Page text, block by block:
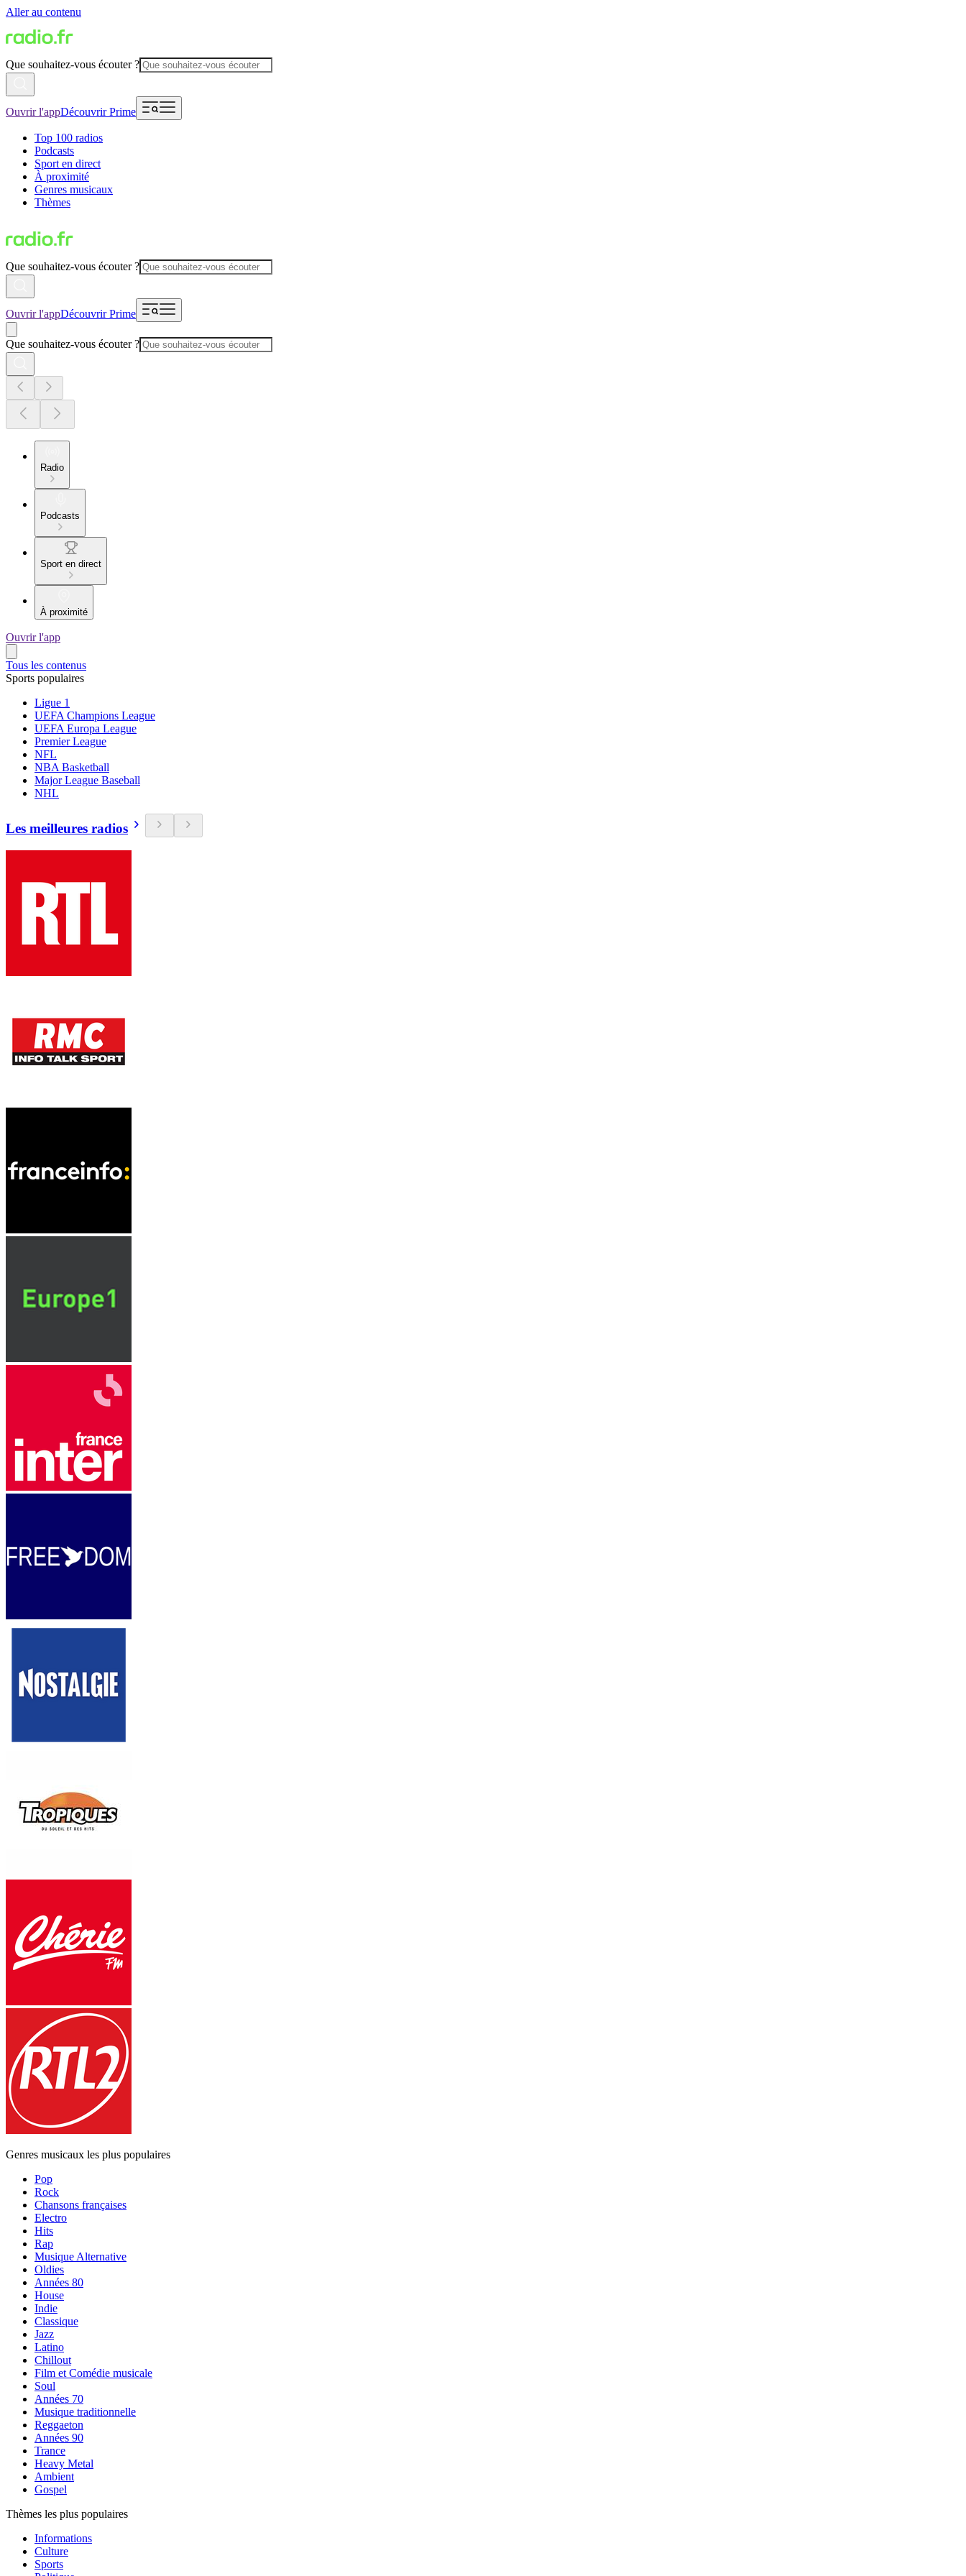
Aller au contenu
Que souhaitez-vous écouter ?
Ouvrir l'appDécouvrir Prime
Top 100 radios
Podcasts
Sport en direct
À proximité
Genres musicaux
Thèmes
Que souhaitez-vous écouter ?
Ouvrir l'appDécouvrir Prime
Que souhaitez-vous écouter ?
Radio
Podcasts
Sport en direct
À proximité
Ouvrir l'app
Tous les contenus
Sports populaires
Ligue 1
UEFA Champions League
UEFA Europa League
Premier League
NFL
NBA Basketball
Major League Baseball
NHL
Les meilleures radios
Genres musicaux les plus populaires
Pop
Rock
Chansons françaises
Electro
Hits
Rap
Musique Alternative
Oldies
Années 80
House
Indie
Classique
Jazz
Latino
Chillout
Film et Comédie musicale
Soul
Années 70
Musique traditionnelle
Reggaeton
Années 90
Trance
Heavy Metal
Ambient
Gospel
Thèmes les plus populaires
Informations
Culture
Sports